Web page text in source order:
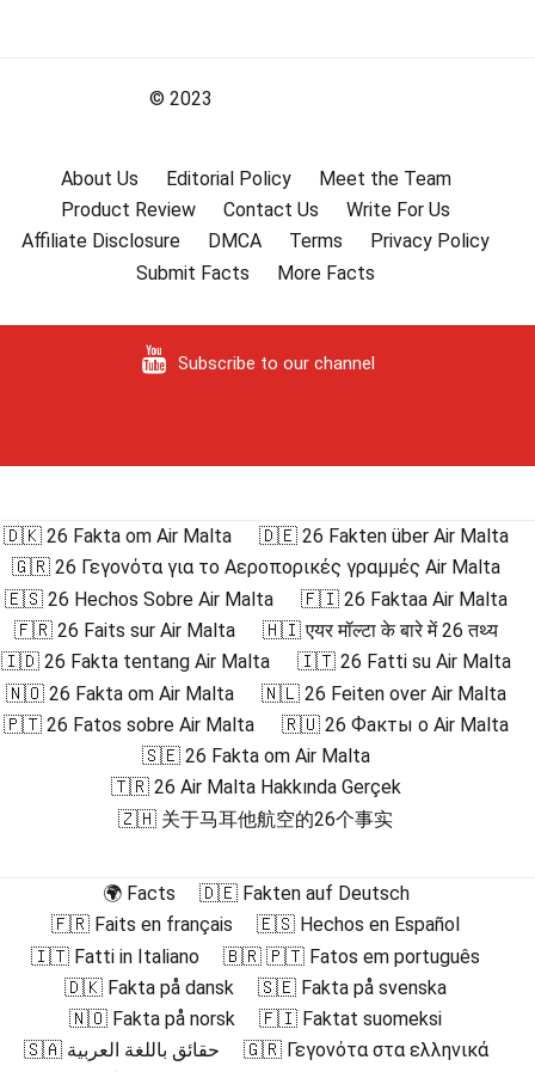
© 2023
About Us Editorial Policy
Meet the Team
Product Review
Contact Us
Write For Us
Affiliate Disclosure
DMCA Terms
Privacy Policy
Submit Facts
More Facts
Subscribe to our channel
🇩🇰 26 Fakta om Air Malta
🇩🇪 26 Fakten über Air Malta
🇬🇷 26 Γεγονότα για το Αεροπορικές γραμμές Air Malta
🇪🇸 26 Hechos Sobre Air Malta
🇫🇮 26 Faktaa Air Malta
🇫🇷 26 Faits sur Air Malta
🇭🇮 एयर मॉल्टा के बारे में 26 तथ्य
🇮🇩 26 Fakta tentang Air Malta
🇮🇹 26 Fatti su Air Malta
🇳🇴 26 Fakta om Air Malta
🇳🇱 26 Feiten over Air Malta
🇵🇹 26 Fatos sobre Air Malta
🇷🇺 26 Факты о Air Malta
🇸🇪 26 Fakta om Air Malta
🇹🇷 26 Air Malta Hakkında Gerçek
🇿🇭 关于马耳他航空的26个事实
🌍 Facts
🇩🇪 Fakten auf Deutsch
🇫🇷 Faits en français
🇪🇸 Hechos en Español
🇮🇹 Fatti in Italiano
🇧🇷 🇵🇹 Fatos em português
🇩🇰 Fakta på dansk
🇸🇪 Fakta på svenska
🇳🇴 Fakta på norsk
🇫🇮 Faktat suomeksi
🇸🇦 حقائق باللغة العربية
🇬🇷 Γεγονότα στα ελληνικά